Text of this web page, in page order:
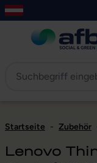
Hauptinhalt
Zur Navigation der
Startseite - Zubehör
Lenovo